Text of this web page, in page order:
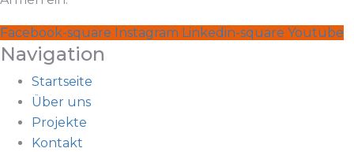
Facebook-square Instagram Linkedin-square Youtube
Navigation
Startseite
Über uns
Projekte
Kontakt